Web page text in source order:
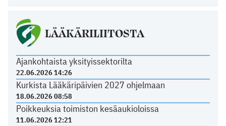
LÄÄKÄRILIITOSTA
Ajankohtaista yksityissektorilta
22.06.2026 14:26
Kurkista Lääkäripäivien 2027 ohjelmaan
18.06.2026 08:58
Poikkeuksia toimiston kesäaukioloissa
11.06.2026 12:21